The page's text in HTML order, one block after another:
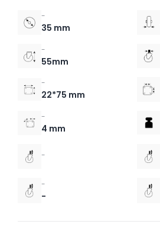
-
35 mm
-
55mm
-
22*75 mm
-
4 mm
-
-
-